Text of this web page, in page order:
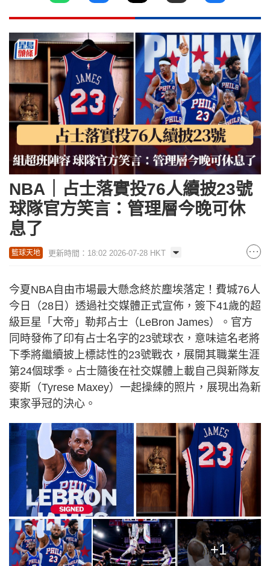
NBA｜占士落實投76人續披23號
球隊官方笑言：管理層今晚可休
息了
籃球天地 更新時間：18:02 2026-07-28 HKT
今夏NBA自由市場最大懸念終於塵埃落定！費城76人
今日（28日）透過社交媒體正式宣佈，簽下41歲的超
級巨星「大帝」勒邦占士（LeBron James）。官方
同時發佈了印有占士名字的23號球衣，意味這名老將
下季將繼續披上標誌性的23號戰衣，展開其職業生涯
第24個球季。占士隨後在社交媒體上載自己與新隊友
麥斯（Tyrese Maxey）一起操練的照片，展現出為新
東家爭冠的決心。
+1